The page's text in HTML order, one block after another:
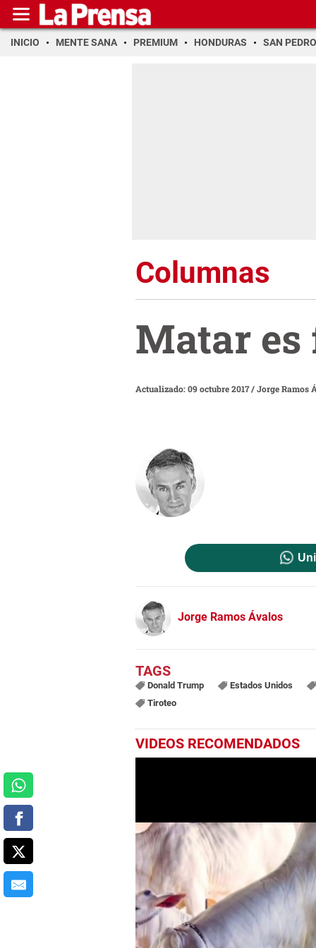
INICIO MENTE SANA PREMIUM HONDURAS SAN PEDRO
Columnas
Matar
Actualizado: 09 octubre 2017/Jorge Ramos
Jorge Ramos Ávalos
Donald Trump Estados Unidos
Tiroteo
VIDEOS RECOMENDADOS